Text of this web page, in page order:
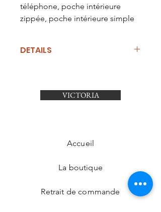
téléphone, poche intérieure
zippée, poche intérieure simple
DETAILS
Bandouliere
VICTORIA
Accueil
La boutique
Retrait de commande